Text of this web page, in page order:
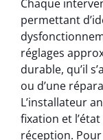
Chaque
permettant
réglages
durable, qu’il
ou d’une
L’installateur
fixation et
réception.